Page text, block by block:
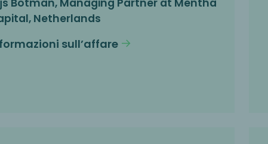
Botman, Managing Partner at Mentha
Netherlands
sull’affare